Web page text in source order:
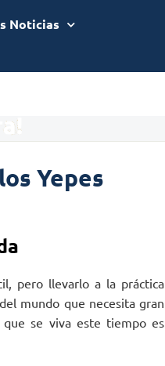
Noticias
Yepes
pero llevarlo a la práctica
mundo que necesita gran
se viva este tiempo es